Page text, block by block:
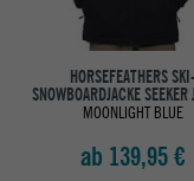
HORSEFEATHERS SKI-
SNOWBOARDJACKE SEEKER
MOONLIGHT BLUE
ab 139,95 €